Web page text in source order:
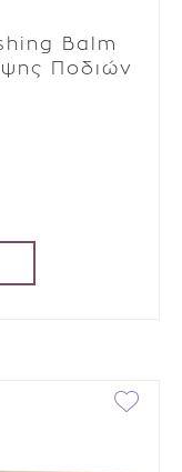
Balm
Ποδιών